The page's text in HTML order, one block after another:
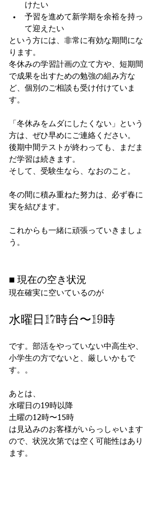
けたい
予習を進めて新学期を余裕を持っ
て迎えたい
という方には、非常に有効な期間にな
ります。
冬休みの学習計画の立て方や、短期間
で成果を出すための勉強の組み方な
ど、個別のご相談も受け付けていま
す。
「冬休みをムダにしたくない」という
方は、ぜひ早めにご連絡ください。
後期中間テストが終わっても、まだま
だ学習は続きます。
そして、受験生なら、なおのこと。
冬の間に積み重ねた努力は、必ず春に
実を結びます。
これからも一緒に頑張っていきましょ
う。
■ 現在の空き状況
現在確実に空いているのが
水曜日17時台〜19時
です。部活をやっていない中高生や、
小学生の方でないと、厳しいかもで
す。。
あとは、
水曜日の19時以降
土曜の12時〜15時
は見込みのお客様がいらっしゃいます
ので、状況次第では空く可能性はあり
ます。